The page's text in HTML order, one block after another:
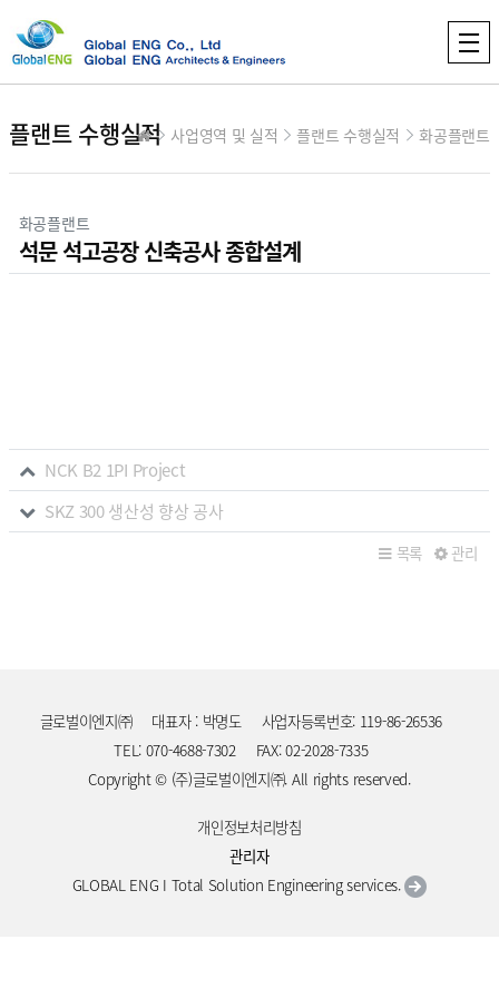
플랜트 수행실적 사업영역 및 실적 플랜트 수행실적 화공플랜트
화공플랜트
석문 석고공장 신축공사 종합설계
관련자료
NCK B2 1PI Project
SKZ 300 생산성 향상 공사
목록 관리
글로벌이엔지㈜ 대표자 : 박명도
사업자등록번호: 119-86-26536
TEL: 070-4688-7302
FAX: 02-2028-7335
Copyright © (주)글로벌이엔지㈜. All rights reserved.
개인정보처리방침
관리자
GLOBAL ENG I Total Solution Engineering services.